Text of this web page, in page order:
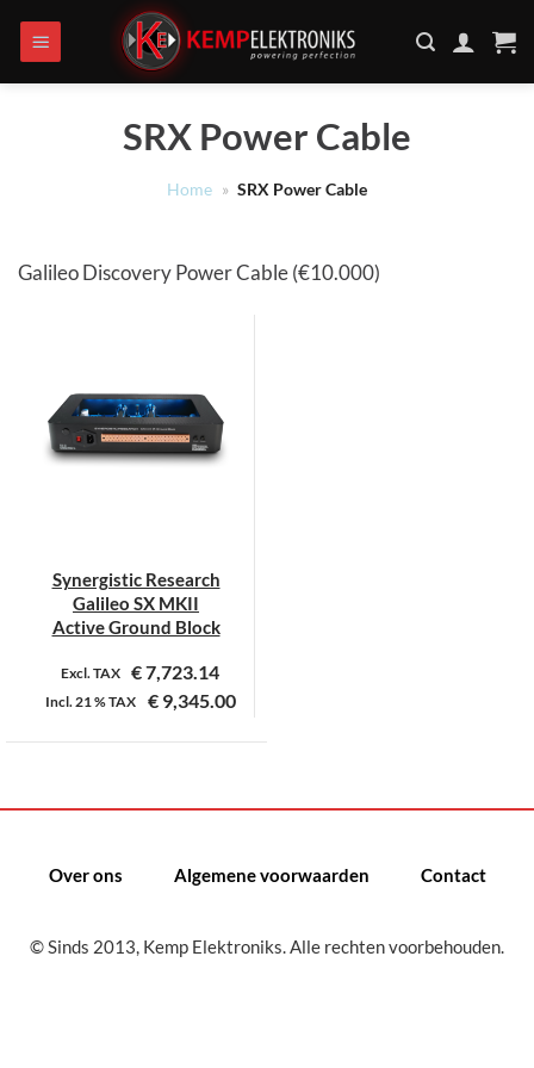
naar
inhoud
SRX Power Cable
Home » SRX Power Cable
Galileo Discovery Power Cable (€10.000)
Synergistic Research
Galileo SX MKII
Active Ground Block
Excl. TAX €7,723.14
Incl.21 %TAX €9,345.00
Over ons Algemene voorwaarden Contact
© Sinds 2013, Kemp Elektroniks. Alle rechten voorbehouden.